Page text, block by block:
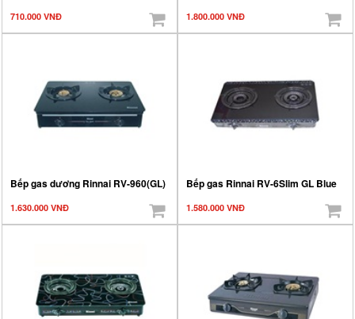
710.000 VNĐ 1.800.000 VNĐ
Bếp gas dương Rinnai RV-960(GL)
1.630.000 VNĐ
Bếp gas Rinnai RV-6Slim GL Blue
1.580.000 VNĐ